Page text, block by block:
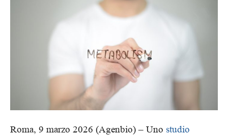
Roma, 9 marzo 2026 (Agenbio) – Uno studio